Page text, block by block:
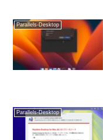
Parallels-Desktop
Parallels-Desktop